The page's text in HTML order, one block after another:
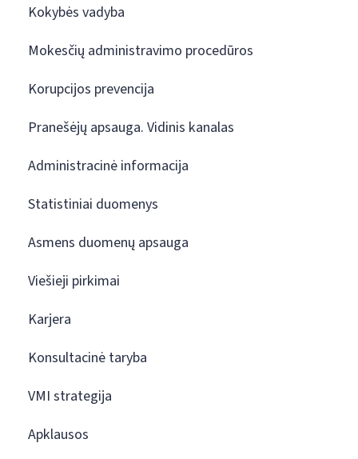
Kokybės vadyba
Mokesčių administravimo procedūros
Korupcijos prevencija
Pranešėjų apsauga. Vidinis kanalas
Administracinė informacija
Statistiniai duomenys
Asmens duomenų apsauga
Viešieji pirkimai
Karjera
Konsultacinė taryba
VMI strategija
Apklausos